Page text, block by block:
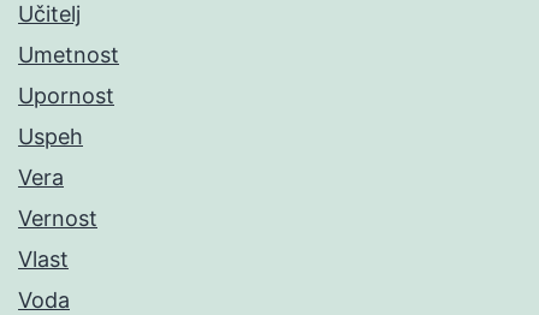
Učitelj
Umetnost
Upornost
Uspeh
Vera
Vernost
Vlast
Voda